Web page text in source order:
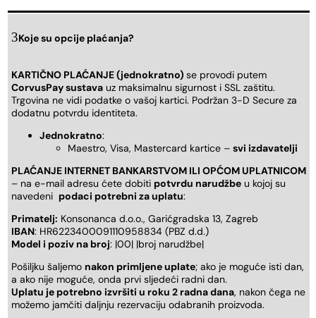
Koje su opcije plaćanja?
KARTIČNO PLAĆANJE (jednokratno) se provodi putem
CorvusPay sustava uz maksimalnu sigurnost i SSL zaštitu.
Trgovina ne vidi podatke o vašoj kartici. Podržan 3-D Secure za
dodatnu potvrdu identiteta.
Jednokratno:
Maestro, Visa, Mastercard kartice – svi izdavatelji
PLAĆANJE INTERNET BANKARSTVOM ILI OPĆOM UPLATNICOM
– na e-mail adresu ćete dobiti potvrdu narudžbe u kojoj su
navedeni podaci potrebni za uplatu:
Primatelj: Konsonanca d.o.o., Garićgradska 13, Zagreb
IBAN: HR6223400091110958834 (PBZ d.d.)
Model i poziv na broj: |00| |broj narudžbe|
Pošiljku šaljemo nakon primljene uplate; ako je moguće isti dan,
a ako nije moguće, onda prvi sljedeći radni dan.
Uplatu je potrebno izvršiti u roku 2 radna dana, nakon čega ne
možemo jamčiti daljnju rezervaciju odabranih proizvoda.